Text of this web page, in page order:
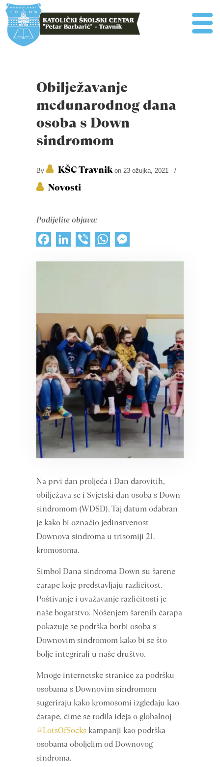
Obilježavanje
međunarodnog dana
osoba s Down
sindromom
By KŠC Travnikon 23 ožujka, 2021 /
Novosti
Podijelite objavu:
FacebookLinkedInViber WhatsApp
Na prvi dan proljeća i Dan darovitih,
obilježava se i Svjetski dan osoba s Down
sindromom (WDSD). Taj datum odabran
je kako bi označio jedinstvenost
Downova sindroma u trisomiji 21.
kromosoma.
Simbol Dana sindroma Down su šarene
čarape koje predstavljaju različitost.
Poštivanje i uvažavanje različitosti je
naše bogatstvo. Nošenjem šarenih čarapa
pokazuje se podrška borbi osoba s
Downovim sindromom kako bi se što
bolje integrirali u naše društvo.
Mnoge internetske stranice za podršku
osobama s Downovim sindromom
sugeriraju kako kromosomi izgledaju kao
čarape, čime se rodila ideja o globalnoj
#LotsOfSocks kampanji kao podrška
osobama oboljelim od Downovog
sindroma.